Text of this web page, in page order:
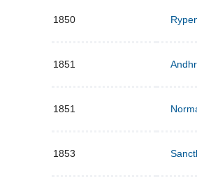
1850
1851
1851
1853